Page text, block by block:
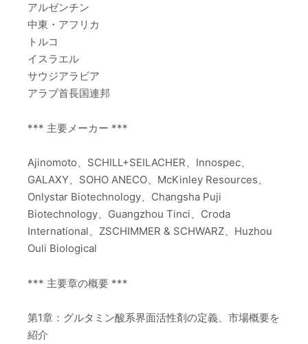
アルゼンチン
中東・アフリカ
トルコ
イスラエル
サウジアラビア
アラブ首長国連邦
*** 主要メーカー ***
Ajinomoto、SCHILL+SEILACHER、Innospec、
GALAXY、SOHO ANECO、McKinley Resources、
Onlystar Biotechnology、Changsha Puji
Biotechnology、Guangzhou Tinci、Croda
International、ZSCHIMMER & SCHWARZ、Huzhou
Ouli Biological
*** 主要章の概要 ***
第1章：グルタミン酸系界面活性剤の定義、市場概要を
紹介